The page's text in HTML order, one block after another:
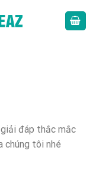
đáp thắc mắc
chúng tôi nhé